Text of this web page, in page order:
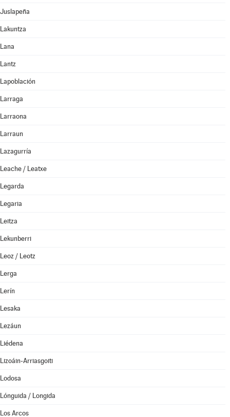
Juslapeña
Lakuntza
Lana
Lantz
Lapoblación
Larraga
Larraona
Larraun
Lazagurría
Leache / Leatxe
Legarda
Legaria
Leitza
Lekunberri
Leoz / Leotz
Lerga
Lerín
Lesaka
Lezáun
Liédena
Lizoáin-Arriasgoiti
Lodosa
Lónguida / Longida
Los Arcos